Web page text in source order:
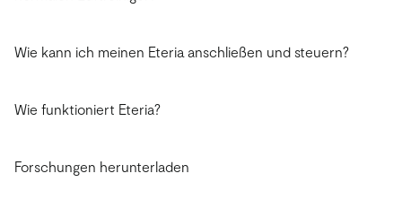
Wie kann ich meinen Eteria anschließen und steuern?
Wie funktioniert Eteria?
Forschungen herunterladen